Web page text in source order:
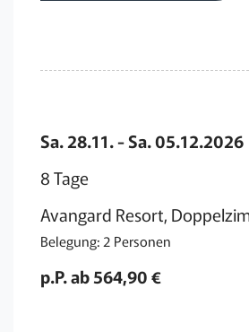
Sa. 28.11. - Sa. 05.12.2026
8 Tage
Avangard Resort,
Belegung: 2 Personen
p.P. ab 564,90 €